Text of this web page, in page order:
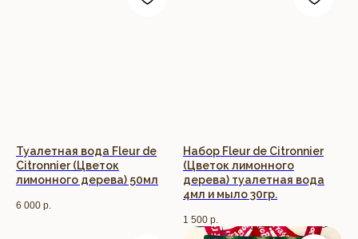
Туалетная вода Fleur de
Citronnier (Цветок
лимонного дерева) 50мл
6 000 р.
Набор Fleur de Citronnier
(Цветок лимонного
дерева) туалетная вода
4мл и мыло 30гр.
1 500 р.